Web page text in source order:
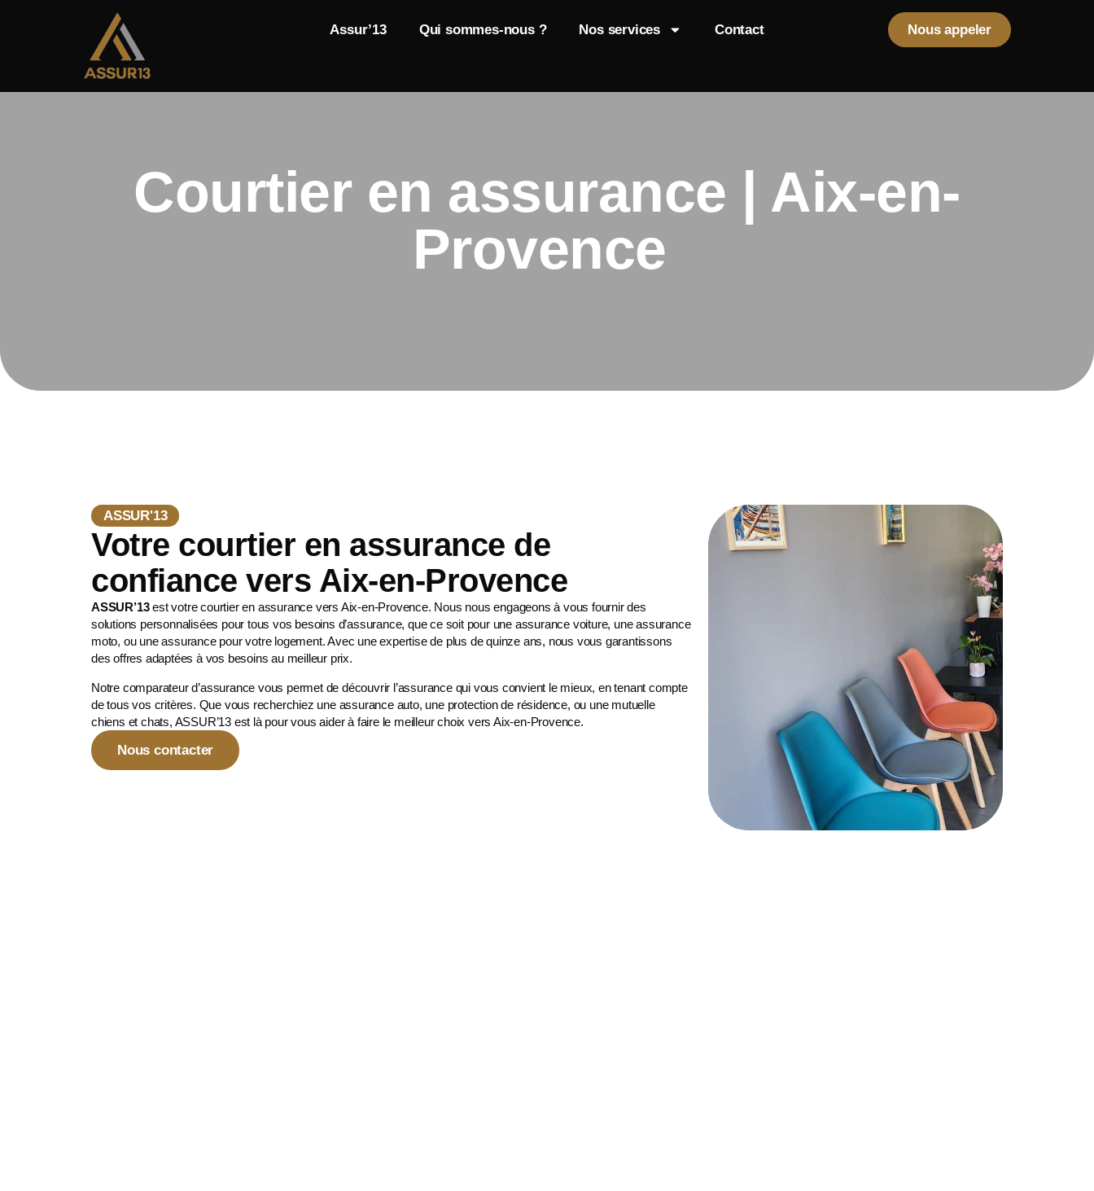
Assur’13 Qui sommes-nous ? Nos services Contact Nous appeler
Courtier en assurance | Aix-en-
Provence
ASSUR'13
Votre courtier en assurance de
confiance vers Aix-en-Provence
ASSUR’13est votre courtier en assurance vers Aix-en-Provence. Nous nous engageons à vous fournir des
solutions personnalisées pour tous vos besoins d’assurance, que ce soit pour une assurance voiture, uneassurance
moto, ou une assurance pour votre logement. Avec une expertise de plus de quinze ans, nous vous garantissons
des offres adaptées à vos besoins au meilleur prix.
Notre comparateur d’assurance vous permet de découvrir l’assurance qui vous convient le mieux, en tenant compte
de tous vos critères. Que vous recherchiez une assurance auto, une protection de résidence, ou une mutuelle
chiens et chats, ASSUR’13 est là pour vous aider à faire le meilleur choix vers Aix-en-Provence.
Nous contacter